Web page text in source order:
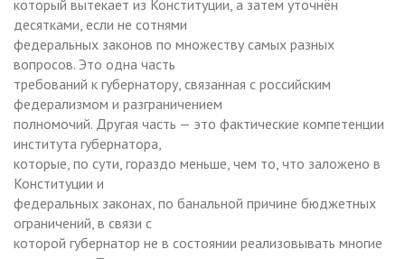
который вытекает из Конституции, а затем уточнён
десятками, если не сотнями
федеральных законов по множеству самых разных
вопросов. Это одна часть
требований к губернатору, связанная с российским
федерализмом и разграничением
полномочий. Другая часть — это фактические компетенции
института губернатора,
которые, по сути, гораздо меньше, чем то, что заложено в
Конституции и
федеральных законах, по банальной причине бюджетных
ограничений, в связи с
которой губернатор не в состоянии реализовывать многие